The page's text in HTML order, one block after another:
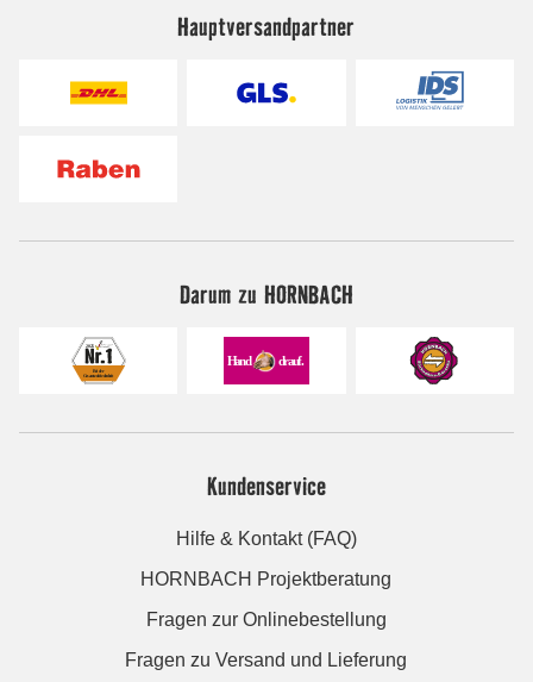
Hauptversandpartner
Darum zu HORNBACH
Kundenservice
Hilfe & Kontakt (FAQ)
HORNBACH Projektberatung
Fragen zur Onlinebestellung
Fragen zu Versand und Lieferung